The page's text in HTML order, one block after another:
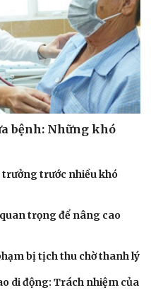
bệnh: Những khó
trưởng trước nhiều khó
trọng để nâng cao
bị tịch thu chờ thanh lý
di động: Trách nhiệm của